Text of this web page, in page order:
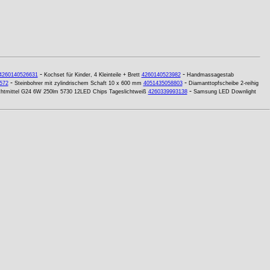
- Kochset für Kinder, 4 Kleinteile + Brett 4260140523982- Handmassagestab
- Steinbohrer mit zylindrischem Schaft 10 x 600 mm 4051435058803- Diamanttopfscheibe 2-reihig
G24 6W 250lm 5730 12LED Chips Tageslichtweiß 4260339993138- Samsung LED Downlight